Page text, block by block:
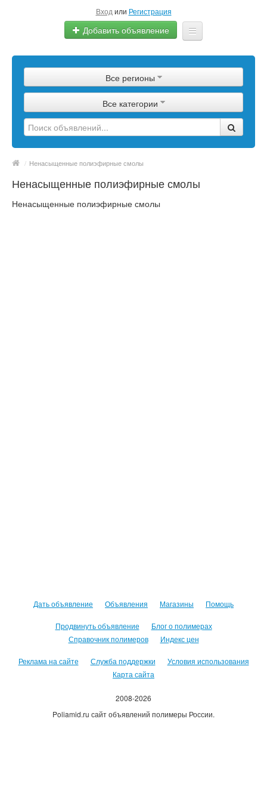
Вход или Регистрация
Добавить объявление
Сырье
Изделия
Оборудование
Услуги
Еще
Все регионы
Все категории
/ Ненасыщенные полиэфирные смолы
Ненасыщенные полиэфирные смолы
Ненасыщенные полиэфирные смолы
Дать объявление Объявления Магазины Помощь
Продвинуть объявление
Блог о полимерах
Справочник полимеров
Индекс цен
Реклама на сайте Служба поддержки
Условия использования
Карта сайта
2008-2026
Poliamid.ru сайт объявлений полимеры России.